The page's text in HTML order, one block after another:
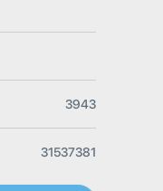
3943
31537381